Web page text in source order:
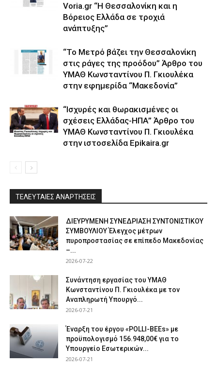
Voria.gr “Η Θεσσαλονίκη και η
Βόρειος Ελλάδα σε τροχιά
ανάπτυξης”
“Το Μετρό βάζει την Θεσσαλονίκη
στις ράγες της προόδου” Άρθρο του
ΥΜΑΘ Κωνσταντίνου Π. Γκιουλέκα
στην εφημερίδα “Μακεδονία”
“Ισχυρές και θωρακισμένες οι
σχέσεις Ελλάδας-ΗΠΑ” Άρθρο του
ΥΜΑΘ Κωνσταντίνου Π. Γκιουλέκα
στην ιστοσελίδα Epikaira.gr
ΤΕΛΕΥΤΑΙΕΣ ΑΝΑΡΤΗΣΕΙΣ
ΔΙΕΥΡΥΜΕΝΗ ΣΥΝΕΔΡΙΑΣΗ ΣΥΝΤΟΝΙΣΤΙΚΟΥ
ΣΥΜΒΟΥΛΙΟΥ Έλεγχος μέτρων
πυροπροστασίας σε επίπεδο Μακεδονίας
–...
2026-07-22
Συνάντηση εργασίας του ΥΜΑΘ
Κωνσταντίνου Π. Γκιουλέκα με τον
Αναπληρωτή Υπουργό...
2026-07-21
Έναρξη του έργου «POLLI-BEEs» με
προϋπολογισμό 156.948,00€ για το
Υπουργείο Εσωτερικών...
2026-07-21